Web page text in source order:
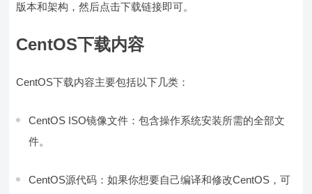
版本和架构，然后点击下载链接即可。
CentOS下载内容
CentOS下载内容主要包括以下几类：
CentOS ISO镜像文件：包含操作系统安装所需的全部文
件。
CentOS源代码：如果你想要自己编译和修改CentOS，可